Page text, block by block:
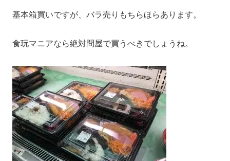
基本箱買いですが、バラ売りもちらほらあります。
食玩マニアなら絶対問屋で買うべきでしょうね。